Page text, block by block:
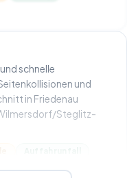
schnelle
und
in Friedenau
Steglitz-